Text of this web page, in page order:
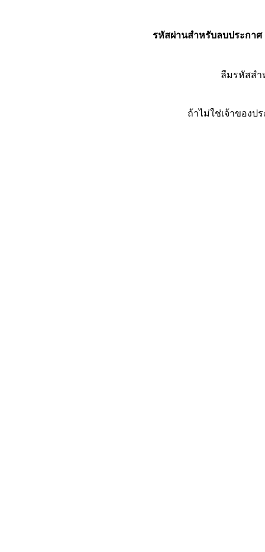
รหัสผ่านสำหรับลบประกาศ
ลืมรหัสส
ถ้าไม่ใช่เจ้าของป